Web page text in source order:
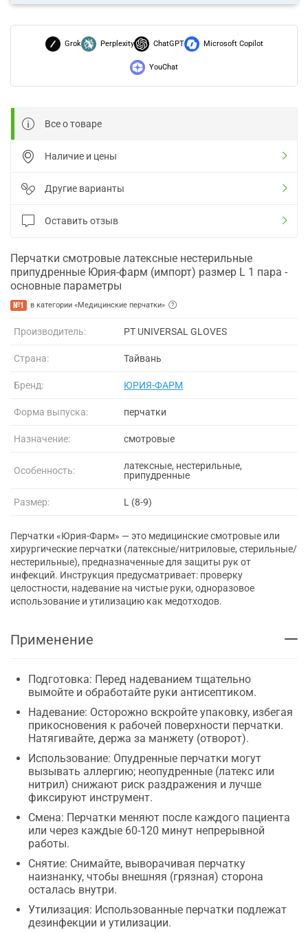
Grok Perplexity ChatGPT Microsoft Copilot
YouChat
Все о товаре
Наличие и цены
Другие варианты
Оставить отзыв
Перчатки смотровые латексные нестерильные
припудренные Юрия-фарм (импорт) размер L 1 пара -
основные параметры
№1 в категории «Медицинские перчатки»
Производитель: PT UNIVERSAL GLOVES
Страна: Тайвань
Бренд: ЮРИЯ-ФАРМ
Форма выпуска: перчатки
Назначение: смотровые
Особенность:
латексные, нестерильные,
припудренные
Размер: L (8-9)
Перчатки «Юрия-Фарм» — это медицинские смотровые или
хирургические перчатки (латексные/нитриловые, стерильные/
нестерильные), предназначенные для защиты рук от
инфекций. Инструкция предусматривает: проверку
целостности, надевание на чистые руки, одноразовое
использование и утилизацию как медотходов.
Применение
Подготовка: Перед надеванием тщательно
вымойте и обработайте руки антисептиком.
Надевание: Осторожно вскройте упаковку, избегая
прикосновения к рабочей поверхности перчатки.
Натягивайте, держа за манжету (отворот).
Использование: Опудренные перчатки могут
вызывать аллергию; неопудренные (латекс или
нитрил) снижают риск раздражения и лучше
фиксируют инструмент.
Смена: Перчатки меняют после каждого пациента
или через каждые 60-120 минут непрерывной
работы.
Снятие: Снимайте, выворачивая перчатку
наизнанку, чтобы внешняя (грязная) сторона
осталась внутри.
Утилизация: Использованные перчатки подлежат
дезинфекции и утилизации.